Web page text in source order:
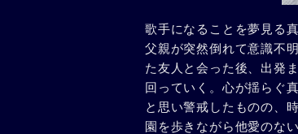
歌手になることを夢見る
父親が突然倒れて意識不
た友人と会った後、出発
回っていく。心が揺らぐ
と思い警戒したものの、
園を歩きながら他愛のな